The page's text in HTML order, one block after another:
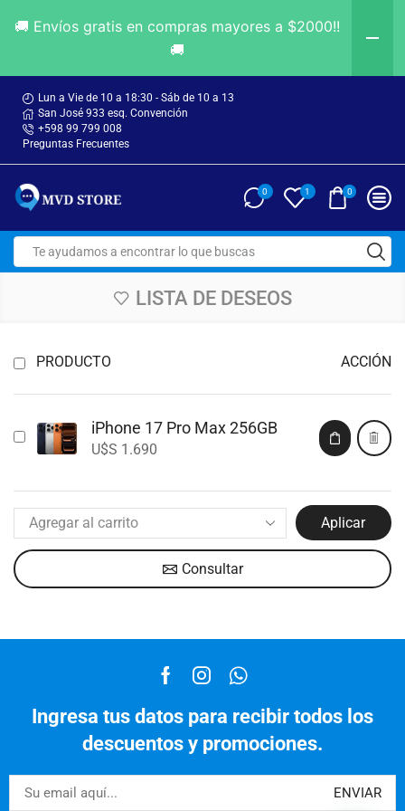
Lun a Vie de 10 a 18:30 - Sáb de 10 a 13
San José 933 esq. Convención
+598 99 799 008
Preguntas Frecuentes
0 1 0
LISTA DE DESEOS
PRODUCTO ACCIÓN
iPhone 17 Pro Max 256GB
U$S 1.690
Aplicar
Consultar
Ingresa tus datos para recibir todos los
descuentos y promociones.
🚚 Envíos gratis en compras mayores a $2000!!
🚚